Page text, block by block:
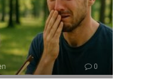
0